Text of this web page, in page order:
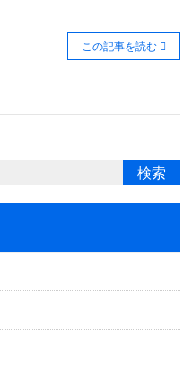
この記事を読む